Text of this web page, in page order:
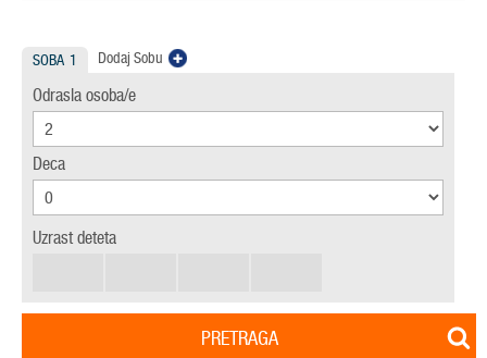
SOBA 1 Dodaj Sobu
Odrasla osoba/e
Deca
Uzrast deteta
PRETRAGA